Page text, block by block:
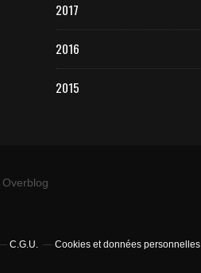
2017
2016
2015
Overblog
C.G.U. Cookies et données personnelles